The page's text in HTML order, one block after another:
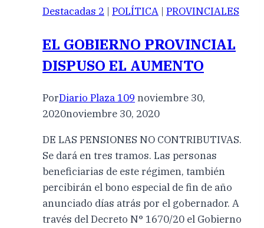
Destacadas 2 | POLÍTICA | PROVINCIALES
EL GOBIERNO PROVINCIAL
DISPUSO EL AUMENTO
PorDiario Plaza 109 noviembre 30,
2020noviembre 30, 2020
DE LAS PENSIONES NO CONTRIBUTIVAS.
Se dará en tres tramos. Las personas
beneficiarias de este régimen, también
percibirán el bono especial de fin de año
anunciado días atrás por el gobernador. A
través del Decreto N° 1670/20 el Gobierno